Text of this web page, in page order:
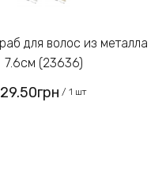
7.6см (23636)
29.50грн / 1 шт